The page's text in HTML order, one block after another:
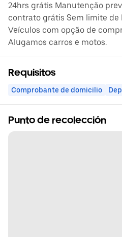
24hrs grátis Manutenção
contrato grátis Sem limite de
Veículos com opção de
Alugamos carros e motos.
Requisitos
Comprobante de domicilio
Punto de recolección